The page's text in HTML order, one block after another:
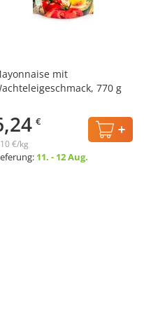
mit
770 g
€
€/kg
11. - 12 Aug.